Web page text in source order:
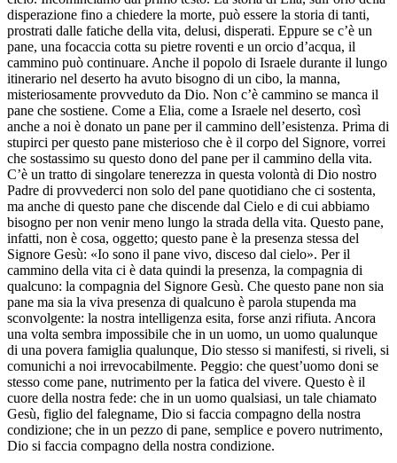
disperazione fino a chiedere la morte, può essere la storia di tanti,
prostrati dalle fatiche della vita, delusi, disperati. Eppure se c’è un
pane, una focaccia cotta su pietre roventi e un orcio d’acqua, il
cammino può continuare. Anche il popolo di Israele durante il lungo
itinerario nel deserto ha avuto bisogno di un cibo, la manna,
misteriosamente provveduto da Dio. Non c’è cammino se manca il
pane che sostiene. Come a Elia, come a Israele nel deserto, così
anche a noi è donato un pane per il cammino dell’esistenza. Prima di
stupirci per questo pane misterioso che è il corpo del Signore, vorrei
che sostassimo su questo dono del pane per il cammino della vita.
C’è un tratto di singolare tenerezza in questa volontà di Dio nostro
Padre di provvederci non solo del pane quotidiano che ci sostenta,
ma anche di questo pane che discende dal Cielo e di cui abbiamo
bisogno per non venir meno lungo la strada della vita. Questo pane,
infatti, non è cosa, oggetto; questo pane è la presenza stessa del
Signore Gesù: «Io sono il pane vivo, disceso dal cielo». Per il
cammino della vita ci è data quindi la presenza, la compagnia di
qualcuno: la compagnia del Signore Gesù. Che questo pane non sia
pane ma sia la viva presenza di qualcuno è parola stupenda ma
sconvolgente: la nostra intelligenza esita, forse anzi rifiuta. Ancora
una volta sembra impossibile che in un uomo, un uomo qualunque
di una povera famiglia qualunque, Dio stesso si manifesti, si riveli, si
comunichi a noi irrevocabilmente. Peggio: che quest’uomo doni se
stesso come pane, nutrimento per la fatica del vivere. Questo è il
cuore della nostra fede: che in un uomo qualsiasi, un tale chiamato
Gesù, figlio del falegname, Dio si faccia compagno della nostra
condizione; che in un pezzo di pane, semplice e povero nutrimento,
Dio si faccia compagno della nostra condizione.